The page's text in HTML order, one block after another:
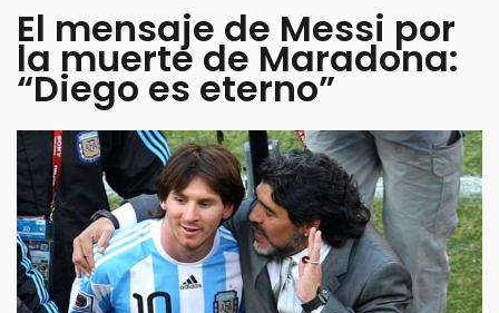
El mensaje de Messi por
la muerte de Maradona:
“Diego es eterno”